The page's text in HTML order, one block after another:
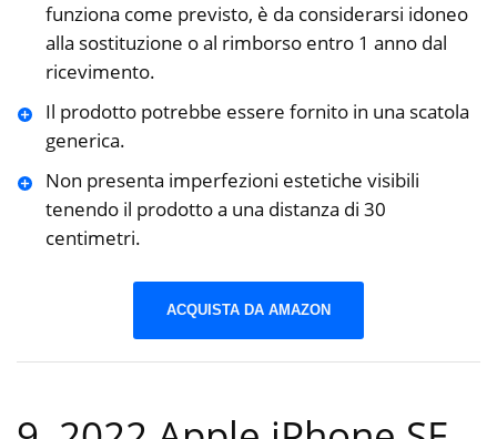
funziona come previsto, è da considerarsi idoneo
alla sostituzione o al rimborso entro 1 anno dal
ricevimento.
Il prodotto potrebbe essere fornito in una scatola
generica.
Non presenta imperfezioni estetiche visibili
tenendo il prodotto a una distanza di 30
centimetri.
ACQUISTA DA AMAZON